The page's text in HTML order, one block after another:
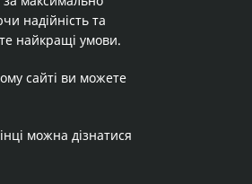
надійність та
найкращі умови.
сайті ви можете
можна дізнатися